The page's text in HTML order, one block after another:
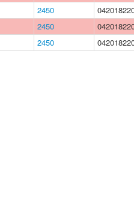
2450
2450
2450